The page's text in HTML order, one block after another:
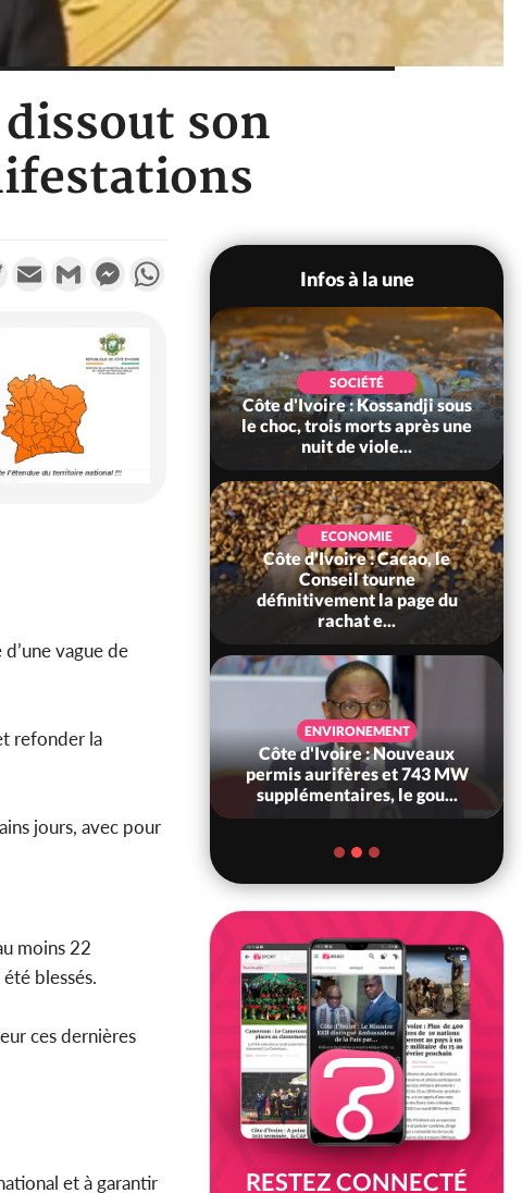
son
TwitterEmail Gmail MessengerWhatsApp
vague de
refonder la
jours, avec pour
moins 22
blessés.
ces dernières
et à garantir
Infos à la une
POLITIQUE
: Indépendance
Yopougon coeur
de la célébration...
SANTÉ
d'Ivoire : Réforme
SOCIÉTÉ
Côte d'Ivoire : Kossandji sous
le choc, trois morts après une
nuit de viole...
ECONOMIE
Côte d'Ivoire : Cacao, le
Conseil tourne
définitivement la page du
rachat e...
ENVIRONEMENT
Côte d'Ivoire : Nouveaux
permis aurifères et 743 MW
supplémentaires, le gou...
RESTEZ CONNECTÉ